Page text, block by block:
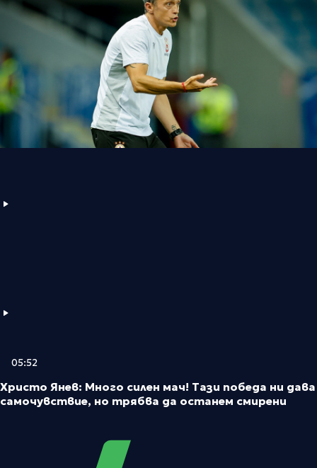
05:52
Христо Янев: Много силен мач! Тази победа ни дава
самочувствие, но трябва да останем смирени